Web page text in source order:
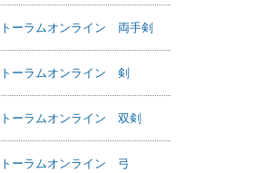
トーラムオンライン 両手剣
トーラムオンライン 剣
トーラムオンライン 双剣
トーラムオンライン 弓